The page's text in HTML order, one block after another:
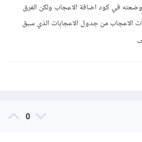
في كود اضافة الاعجاب ولكن الفرق
الاعجاب من جدول الاعجابات الذي سبق
0